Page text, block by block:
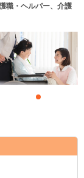
職・ヘルパー、介護